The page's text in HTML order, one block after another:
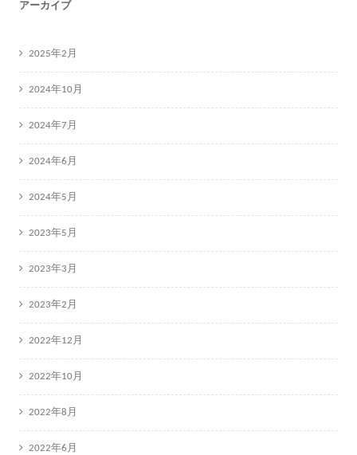
アーカイブ
2025年2月
2024年10月
2024年7月
2024年6月
2024年5月
2023年5月
2023年3月
2023年2月
2022年12月
2022年10月
2022年8月
2022年6月